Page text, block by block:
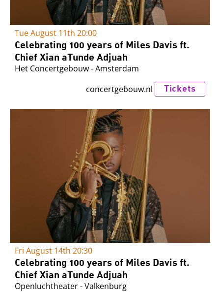
Tue August 11th 20:00
Celebrating 100 years of Miles Davis ft.
Chief Xian aTunde Adjuah
Het Concertgebouw - Amsterdam
concertgebouw.nl
Tickets
Fri August 14th 20:30
Celebrating 100 years of Miles Davis ft.
Chief Xian aTunde Adjuah
Openluchtheater - Valkenburg